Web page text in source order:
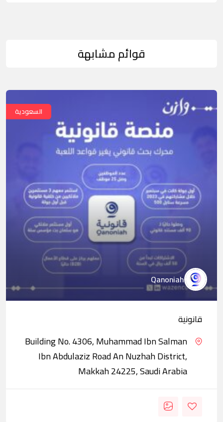
قوائم مشابهة
السعودية
Qanoniah
قانونية
Building No. 4306, Muhammad Ibn Salman
Ibn Abdulaziz Road An Nuzhah District,
Makkah 24225, Saudi Arabia